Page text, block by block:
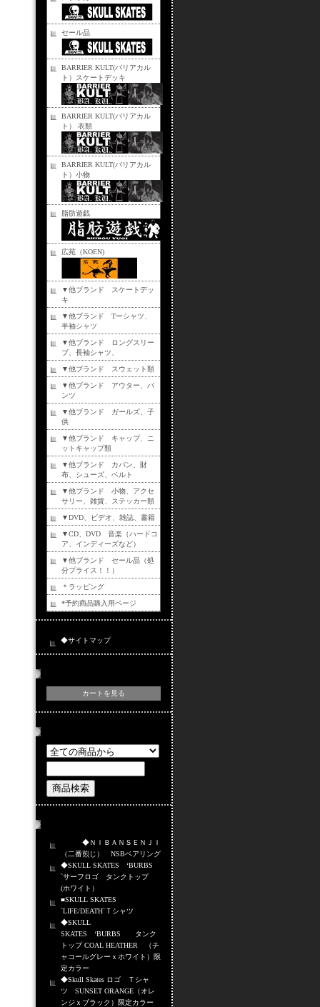
セール品
BARRIER KULT(バリアカル
ト）スケートデッキ
BARRIER KULT(バリアカル
ト） 衣類
BARRIER KULT(バリアカル
ト）小物
脂肪遊戯
広苑（KOEN)
▼他ブランド スケートデッ
キ
▼他ブランド Tーシャツ、
半袖シャツ
▼他ブランド ロングスリー
ブ、長袖シャツ、
▼他ブランド スウェット類
▼他ブランド アウター、パ
ンツ
▼他ブランド ガールズ、子
供
▼他ブランド キャップ、ニ
ットキャップ類
▼他ブランド カバン、財
布、シューズ、ベルト
▼他ブランド 小物、アクセ
サリー、雑貨、ステッカー類
▼DVD、ビデオ、雑誌、書籍
▼CD、DVD 音楽（ハードコ
ア、インディーズなど）
▼他ブランド セール品（処
分プライス！！）
＊ラッピング
*予約商品購入用ページ
◆サイトマップ
カートを見る
◆ＮＩＢＡＮＳＥＮＪＩ
（二番煎じ） NSBベアリング
◆SKULL SKATES ‘BURBS
`サーフロゴ タンクトップ
(ホワイト）
■SKULL SKATES
`LIFE/DEATH`Ｔシャツ
◆SKULL
SKATES ‘BURBS タンク
トップ COAL HEATHER （チ
ャコールグレーｘホワイト）限
定カラー
◆Skull Skates ロゴ Ｔシャ
ツ SUNSET ORANGE（オレ
ンジｘブラック）限定カラー